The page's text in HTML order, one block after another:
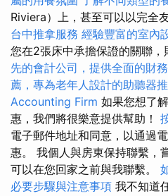
Riviera）上，甚至可以以完全
台中推拿服務 經驗豐富的室內
您在2張床中承擔保證的關聯，
先的會計公司，提供全面的財
薦，專為老年人設計的助聽器
Accounting Firm 如果您想了
惠，我們將很樂意提供幫助！
電子郵件地址和同意，以通過
惠。 我個人與房東保持聯繫，
可以在您回家之前與我聯繫。
必要步驟與注意事項 我不知道